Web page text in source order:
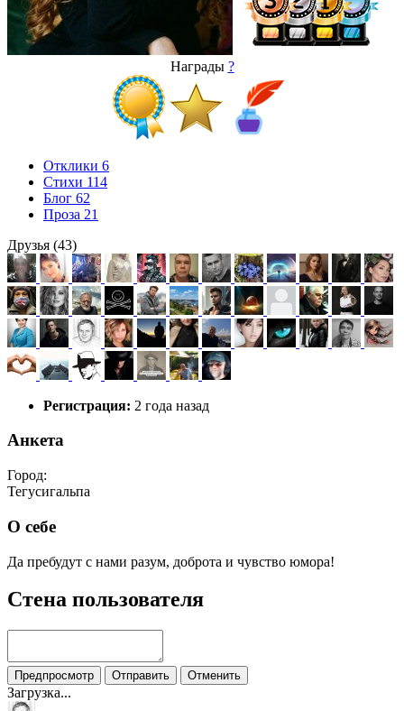
Награды ?
Отклики 6
Стихи 114
Блог 62
Проза 21
Друзья (43)
Регистрация: 2 года назад
Анкета
Город:
Тегусигальпа
О себе
Да пребудут с нами разум, доброта и чувство юмора!
Стена пользователя
Предпросмотр Отправить Отменить
Загрузка...